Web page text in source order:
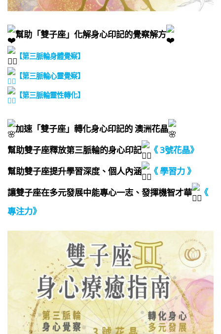
幫助「雙子座」化解身心印記的覺察解方
【第三脈輪身體覺察】
【第三脈輪心靈覺察】
【第三脈輪靈性轉化】
加速「雙子座」轉化身心印記的 澳洲花晶
幫助雙子座釋放第三脈輪的身心印記​
《 3號花晶》
幫助雙子座提升學習深度、個人內涵​
《 學習力 》
讓雙子座在多元發展中能專心一志、發揮機智才華​
《
專注力》